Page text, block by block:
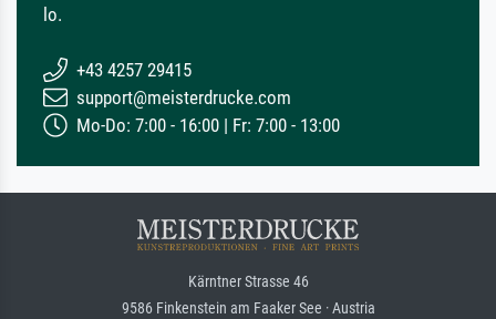
lo.
+43 4257 29415
support@meisterdrucke.com
Mo-Do: 7:00 - 16:00 | Fr: 7:00 - 13:00
Kärntner Strasse 46
9586 Finkenstein am Faaker See · Austria